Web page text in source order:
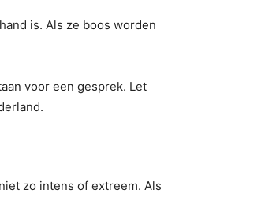
is. Als ze boos worden
voor een gesprek. Let
zo intens of extreem. Als